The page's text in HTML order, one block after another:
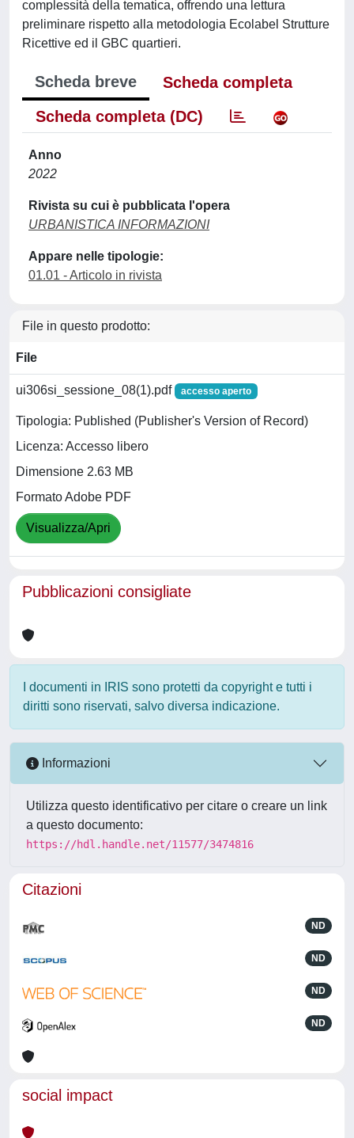
complessità della tematica, offrendo una lettura
preliminare rispetto alla metodologia Ecolabel Strutture
Ricettive ed il GBC quartieri.
Scheda breve
Scheda completa
Scheda completa (DC)
Anno
2022
Rivista su cui è pubblicata l'opera
URBANISTICA INFORMAZIONI
Appare nelle tipologie:
01.01 - Articolo in rivista
File in questo prodotto:
File
ui306si_sessione_08(1).pdf accesso aperto
Tipologia: Published (Publisher's Version of Record)
Licenza: Accesso libero
Dimensione 2.63 MB
Formato Adobe PDF
Visualizza/Apri
Pubblicazioni consigliate
I documenti in IRIS sono protetti da copyright e tutti i
diritti sono riservati, salvo diversa indicazione.
Informazioni
Utilizza questo identificativo per citare o creare un link
a questo documento:
https://hdl.handle.net/11577/3474816
Citazioni
ND
ND
ND
ND
social impact